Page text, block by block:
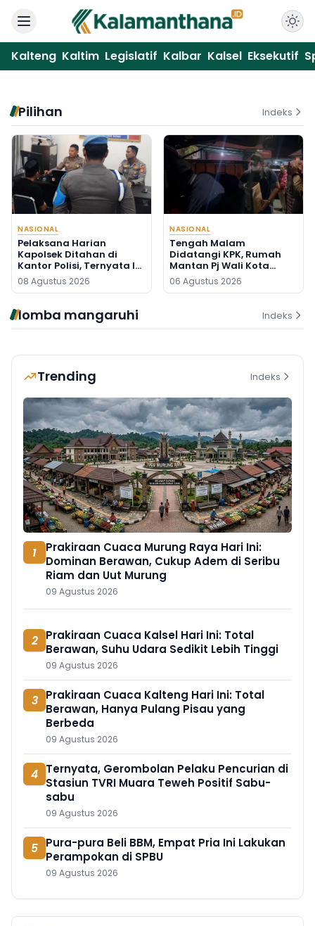
Kalteng Kaltim Legislatif Kalbar Kalsel Eksekutif
Pilihan Indeks
NASIONAL
Pelaksana Harian
Kapolsek Ditahan di
Kantor Polisi, Ternyata Ini
Penyebabnya
08 Agustus 2026
NASIONAL
Tengah Malam
Didatangi KPK, Rumah
Mantan Pj Wali Kota
Digeledah, Empat Koper
Dibawa
06 Agustus 2026
lomba mangaruhi Indeks
Trending Indeks
1
Prakiraan Cuaca Murung Raya Hari Ini:
Dominan Berawan, Cukup Adem di Seribu
Riam dan Uut Murung
09 Agustus 2026
2 Prakiraan Cuaca Kalsel Hari Ini: Total
Berawan, Suhu Udara Sedikit Lebih Tinggi
09 Agustus 2026
3 Prakiraan Cuaca Kalteng Hari Ini: Total
Berawan, Hanya Pulang Pisau yang
Berbeda
09 Agustus 2026
4 Ternyata, Gerombolan Pelaku Pencurian di
Stasiun TVRI Muara Teweh Positif Sabu-
sabu
09 Agustus 2026
5 Pura-pura Beli BBM, Empat Pria Ini Lakukan
Perampokan di SPBU
09 Agustus 2026